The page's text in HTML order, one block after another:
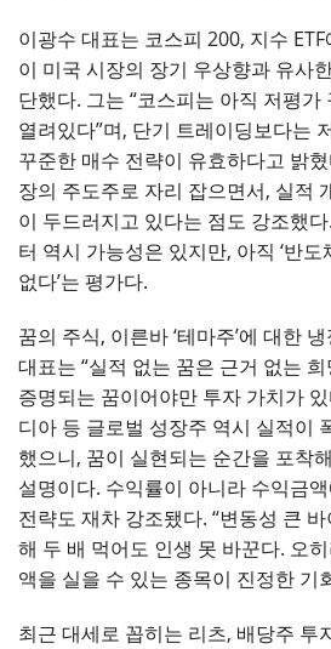
이광수 대표는 코스피 200, 지수
이 미국 시장의 장기 우상향과 유사
단했다. 그는 “코스피는 아직 저평가
열려있다”며, 단기 트레이딩보다는
꾸준한 매수 전략이 유효하다고 밝
장의 주도주로 자리 잡으면서, 실적
이 두드러지고 있다는 점도 강조했
터 역시 가능성은 있지만, 아직 ‘반
없다’는 평가다.
꿈의 주식, 이른바 ‘테마주’에 대한
대표는 “실적 없는 꿈은 근거 없는
증명되는 꿈이어야만 투자 가치가
디아 등 글로벌 성장주 역시 실적이
했으니, 꿈이 실현되는 순간을 포착
설명이다. 수익률이 아니라 수익금액
전략도 재차 강조됐다. “변동성 큰
해 두 배 먹어도 인생 못 바꾼다. 오
액을 실을 수 있는 종목이 진정한 기
최근 대세로 꼽히는 리츠, 배당주 투